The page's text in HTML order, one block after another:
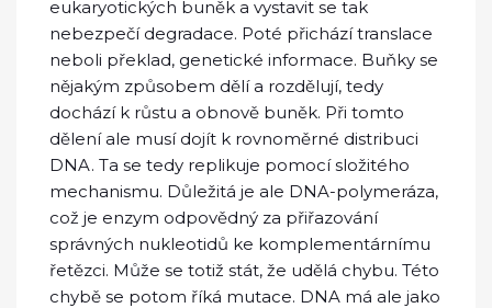
eukaryotických buněk a vystavit se tak
nebezpečí degradace. Poté přichází translace
neboli překlad, genetické informace. Buňky se
nějakým způsobem dělí a rozdělují, tedy
dochází k růstu a obnově buněk. Při tomto
dělení ale musí dojít k rovnoměrné distribuci
DNA. Ta se tedy replikuje pomocí složitého
mechanismu. Důležitá je ale DNA-polymeráza,
což je enzym odpovědný za přiřazování
správných nukleotidů ke komplementárnímu
řetězci. Může se totiž stát, že udělá chybu. Této
chybě se potom říká mutace. DNA má ale jako